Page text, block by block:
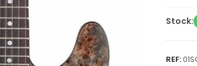
Stock:
REF: